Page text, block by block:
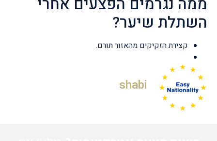
השתלת שיער?
קצירת הזקיקים מהאזור תורם.
shabi